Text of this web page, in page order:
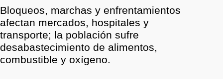
Bloqueos, marchas y enfrentamientos
afectan mercados, hospitales y
transporte; la población sufre
desabastecimiento de alimentos,
combustible y oxígeno.